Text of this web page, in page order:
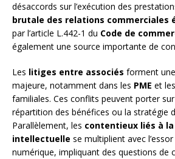
désaccords sur l’exécution des
brutale des relations commerciales
par l’article L.442-1 du Code de
également une source importante de
Les litiges entre associés forment
majeure, notamment dans les PME et
familiales. Ces conflits peuvent porter
répartition des bénéfices ou la stratégie
Parallèlement, les contentieux liés à
intellectuelle se multiplient avec
numérique, impliquant des questions de